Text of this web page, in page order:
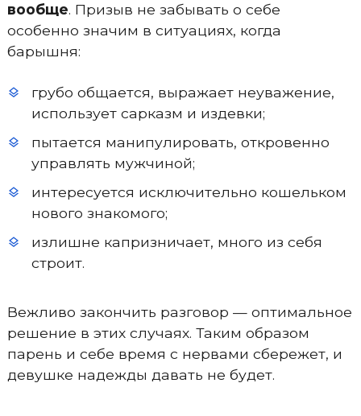
вообще. Призыв не забывать о себе
особенно значим в ситуациях, когда
барышня:
грубо общается, выражает неуважение,
использует сарказм и издевки;
пытается манипулировать, откровенно
управлять мужчиной;
интересуется исключительно кошельком
нового знакомого;
излишне капризничает, много из себя
строит.
Вежливо закончить разговор — оптимальное
решение в этих случаях. Таким образом
парень и себе время с нервами сбережет, и
девушке надежды давать не будет.